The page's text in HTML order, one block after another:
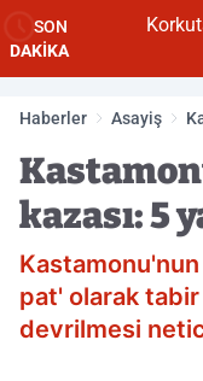
SON
DAKİKA
Korkutan
Haberler Asayiş
kazası: 5
pat' olarak tabir
devrilmesi